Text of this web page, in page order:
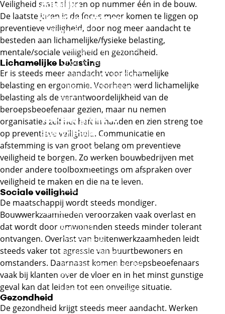
Zakelijke
dienstverlening en
veiligheid
Externe link
Zakelijke diensten
Externe link
Orde en veiligheid
Financieel en juridisch
Office, marketing en
events
Voedsel, groen en
gastvrijheid
Externe link
Groen
Externe link
Voeding
Externe link
Winkelambacht
Externe link
Gastvrijheid
Externe link
Handel
Externe link
Retail
Externe link
Commercie,
groothandel en
internationale handel
Externe link
Mode, interieur, tapijt
en textiel
Veiligheid staat al jaren op nummer één in de bouw.
De laatste jaren is de focus meer komen te liggen op
preventieve veiligheid, door nog meer aandacht te
besteden aan lichamelijke/fysieke belasting,
mentale/sociale veiligheid en gezondheid.
Lichamelijke belasting
Er is steeds meer aandacht voor lichamelijke
belasting en ergonomie. Voorheen werd lichamelijke
belasting als de verantwoordelijkheid van de
beroepsbeoefenaar gezien, maar nu nemen
organisaties zelf het heft in handen en zien streng toe
op preventieve veiligheid. Communicatie en
afstemming is van groot belang om preventieve
veiligheid te borgen. Zo werken bouwbedrijven met
onder andere toolboxmeetings om afspraken over
veiligheid te maken en die na te leven.
Sociale veiligheid
De maatschappij wordt steeds mondiger.
Bouwwerkzaamheden veroorzaken vaak overlast en
dat wordt door omwonenden steeds minder tolerant
ontvangen. Overlast van buitenwerkzaamheden leidt
steeds vaker tot agressie van buurtbewoners en
omstanders. Daarnaast komen beroepsbeoefenaars
vaak bij klanten over de vloer en in het minst gunstige
geval kan dat leiden tot een onveilige situatie.
Gezondheid
De gezondheid krijgt steeds meer aandacht. Werken